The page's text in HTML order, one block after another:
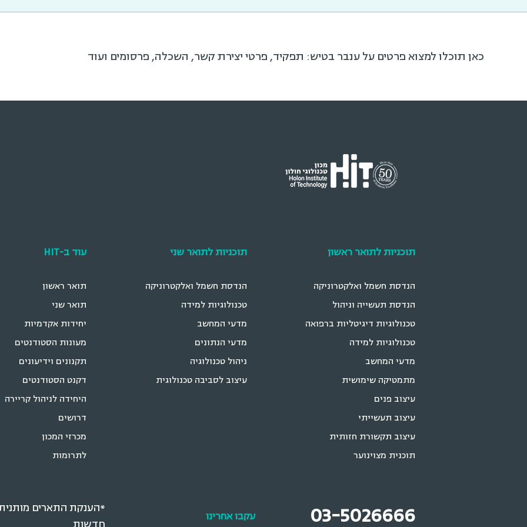
כאן תוכלו למצוא פרטים על ענבר בטיש: תפקיד, פרטי יצירת קשר, השכלה, פרסומים ועוד
תוכניות לתואר ראשון
הנדסת חשמל ואלקטרוניקה
הנדסת תעשייה וניהול
טכנולוגיות דיגיטליות ברפואה
טכנולוגיות למידה
מדעי המחשב
מתמטיקה שימושית
עיצוב פנים
עיצוב תעשייתי
עיצוב תקשורת חזותית
תוכנית מצוינוער
תוכניות לתואר שני
הנדסת חשמל ואלקטרוניקה
טכנולוגיות למידה
מדעי המחשב
מדעי הנתונים
ניהול טכנולוגיה
עיצוב לסביבה טכנולוגית
עוד ב-HIT
תואר ראשון
תואר שני
יחידות אקדמיות
מעונות הסטודנטים
תקנונים וידיעונים
דקנט הסטודנטים
היחידה לניהול קריירה
דרושים
מכרזי המכון
לתרומות
03-5026666 עקבו אחרינו
*הענקת התארים